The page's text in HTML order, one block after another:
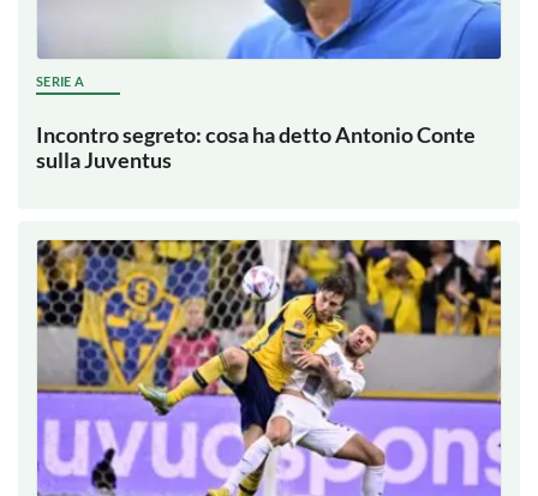
SERIE A
Incontro segreto: cosa ha detto Antonio Conte
sulla Juventus